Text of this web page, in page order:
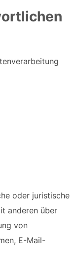
oder juristische
anderen über
von
E-Mail-